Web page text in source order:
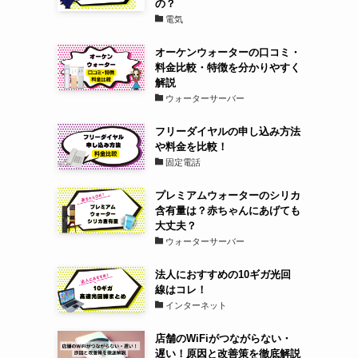
の？
電気
オーケンウォーターの口コミ・
料金比較・特徴を分かりやすく
解説
ウォーターサーバー
フリーダイヤルの申し込み方法
や料金を比較！
固定電話
プレミアムウォーターのシリカ
含有量は？赤ちゃんにあげても
大丈夫？
ウォーターサーバー
法人におすすめの10ギガ光回
線はコレ！
インターネット
店舗のWiFiがつながらない・
遅い！原因と改善策を徹底解説